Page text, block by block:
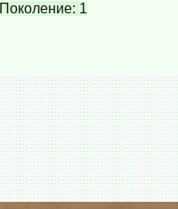
Поколение: 1